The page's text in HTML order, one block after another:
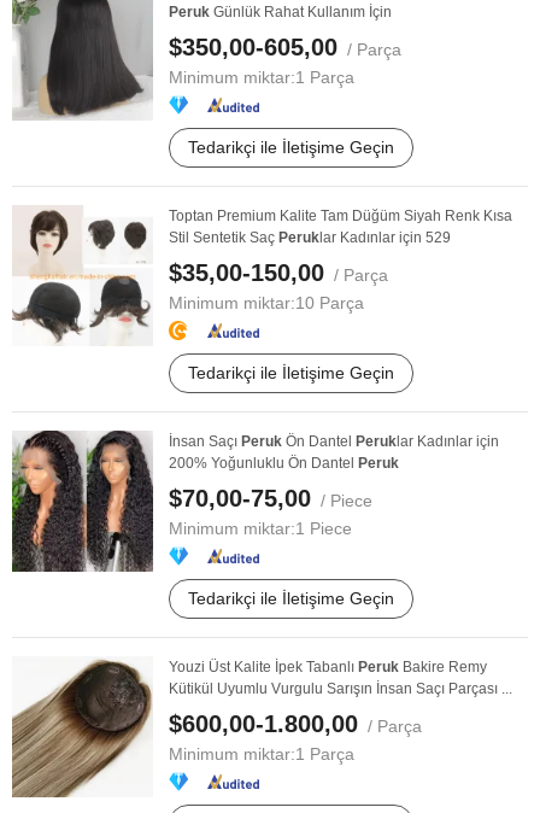
Peruk Günlük Rahat Kullanım İçin
$350,00-605,00 / Parça
Minimum miktar:1 Parça
Tedarikçi ile İletişime Geçin
Toptan Premium Kalite Tam Düğüm Siyah Renk Kısa
Stil Sentetik Saç Peruk lar Kadınlar için 529
$35,00-150,00 / Parça
Minimum miktar:10 Parça
Tedarikçi ile İletişime Geçin
İnsan Saçı Peruk Ön Dantel Peruk lar Kadınlar için
200% Yoğunluklu Ön Dantel
Peruk
$70,00-75,00 / Piece
Minimum miktar:1 Piece
Tedarikçi ile İletişime Geçin
Youzi Üst Kalite İpek Tabanlı Peruk Bakire Remy
Kütikül Uyumlu Vurgulu Sarışın İnsan Saçı Parçası ...
$600,00-1.800,00 / Parça
Minimum miktar:1 Parça